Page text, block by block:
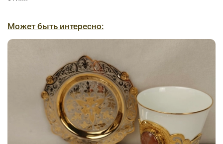
Может быть интересно: